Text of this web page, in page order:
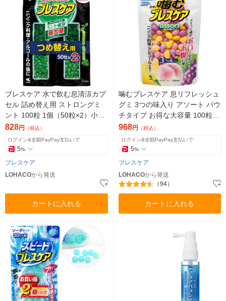
ブレスケア 水で飲む息清涼カプ
セル 詰め替え用 ストロングミ
ント 100粒 1個（50粒×2）小林
製薬
828円 （税込）
ログイン&全額PayPay支払いで
5%
ブレスケア
LOHACOから発送
カートに入れる
噛むブレスケア 息リフレッシュ
グミ 3つの味入り アソート パウ
チタイプ お得な大容量 100粒 1
パック 小林製薬
968円 （税込）
ログイン&全額PayPay支払いで
5%
ブレスケア
LOHACOから発送
（94）
カートに入れる